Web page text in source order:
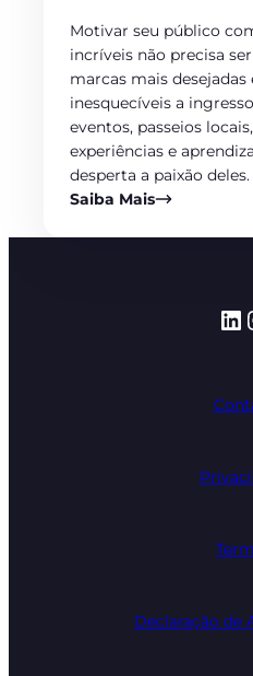
Motivar seu público
incríveis não precisa
marcas mais desejadas
inesquecíveis a
eventos, passeios
experiências e
desperta a paixão deles.
Saiba Mais
Declaração de